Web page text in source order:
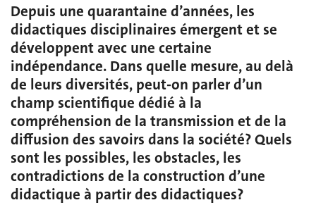
Depuis une quarantaine d’années, les
didactiques disciplinaires émergent et se
développent avec une certaine
indépendance. Dans quelle mesure, au delà
de leurs diversités, peut-on parler d’un
champ scientifique dédié à la
compréhension de la transmission et de la
diffusion des savoirs dans la société? Quels
sont les possibles, les obstacles, les
contradictions de la construction d’une
didactique à partir des didactiques?